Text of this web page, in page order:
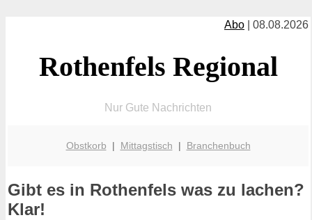
Abo | 08.08.2026
Rothenfels Regional
Nur Gute Nachrichten
Obstkorb | Mittagstisch | Branchenbuch
Gibt es in Rothenfels was zu lachen?
Klar!